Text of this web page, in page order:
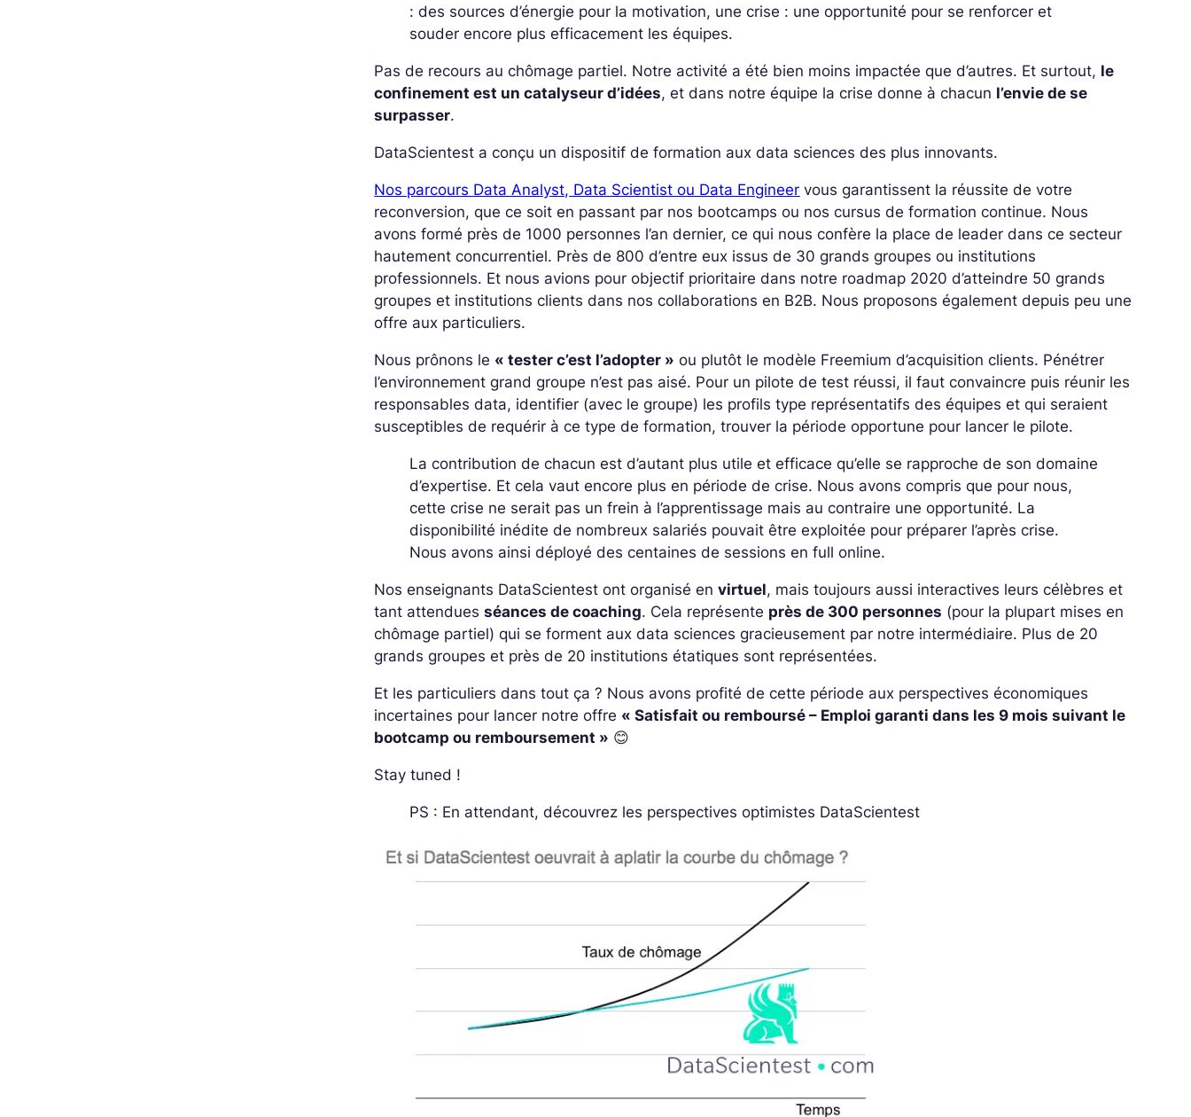
: des sources d’énergie pour la motivation, une crise : une opportunité pour se renforcer et
souder encore plus efficacement les équipes.
Pas de recours au chômage partiel. Notre activité a été bien moins impactée que d’autres. Et surtout, le
confinement est un catalyseur d’idées, et dans notre équipe la crise donne à chacun l’envie de se
surpasser.
DataScientest a conçu un dispositif de formation aux data sciences des plus innovants.
Nos parcours Data Analyst, Data Scientist ou Data Engineer vous garantissent la réussite de votre
reconversion, que ce soit en passant par nos bootcamps ou nos cursus de formation continue. Nous
avons formé près de 1000 personnes l’an dernier, ce qui nous confère la place de leader dans ce secteur
hautement concurrentiel. Près de 800 d’entre eux issus de 30 grands groupes ou institutions
professionnels. Et nous avions pour objectif prioritaire dans notre roadmap 2020 d’atteindre 50 grands
groupes et institutions clients dans nos collaborations en B2B. Nous proposons également depuis peu une
offre aux particuliers.
Nous prônons le « tester c’est l’adopter » ou plutôt le modèle Freemium d’acquisition clients. Pénétrer
l’environnement grand groupe n’est pas aisé. Pour un pilote de test réussi, il faut convaincre puis réunir les
responsables data, identifier (avec le groupe) les profils type représentatifs des équipes et qui seraient
susceptibles de requérir à ce type de formation, trouver la période opportune pour lancer le pilote.
La contribution de chacun est d’autant plus utile et efficace qu’elle se rapproche de son domaine
d’expertise. Et cela vaut encore plus en période de crise. Nous avons compris que pour nous,
cette crise ne serait pas un frein à l’apprentissage mais au contraire une opportunité. La
disponibilité inédite de nombreux salariés pouvait être exploitée pour préparer l’après crise.
Nous avons ainsi déployé des centaines de sessions en full online.
Nos enseignants DataScientest ont organisé envirtuel, mais toujours aussi interactives leurs célèbres et
tant attenduesséances de coaching. Cela représente près de 300 personnes (pour la plupart mises en
chômage partiel) qui se forment aux data sciences gracieusement par notre intermédiaire. Plus de 20
grands groupes et près de 20 institutions étatiques sont représentées.
Et les particuliers dans tout ça ? Nous avons profité de cette période aux perspectives économiques
incertaines pour lancer notre offre « Satisfait ou remboursé – Emploi garanti dans les 9 mois suivant le
bootcamp ou remboursement » 😊
Stay tuned !
PS : En attendant, découvrez les perspectives optimistes DataScientest